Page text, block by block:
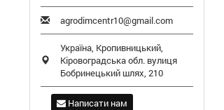
agrodimcentr10@gmail.com
Україна, Кропивницький,
Кіровоградська обл. вулиця
Бобринецький шлях, 210
Написати нам